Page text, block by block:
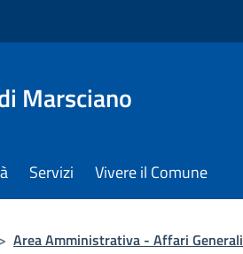
Marsciano
Servizi Vivere il Comune
> Area Amministrativa - Affari Generali